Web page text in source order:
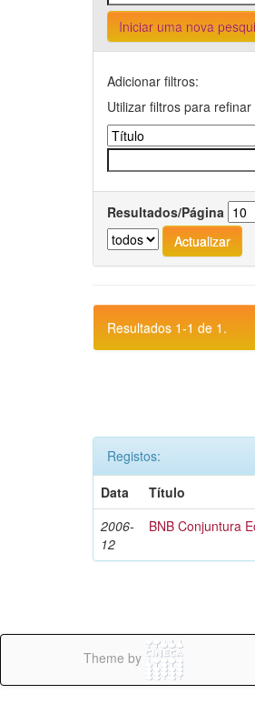
Iniciar uma nova
Adicionar filtros:
Utilizar filtros para
Resultados/Página
Resultados 1-1 de 1.
Registos:
Data
Título
2006-
12
BNB Conjuntura
Theme by